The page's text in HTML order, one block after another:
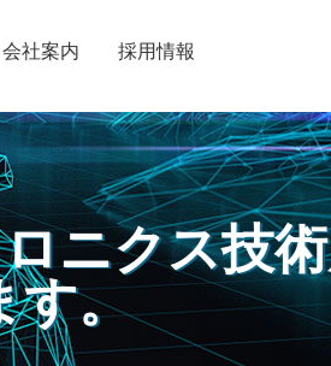
会社案内 採用情報
ニクス技
す。